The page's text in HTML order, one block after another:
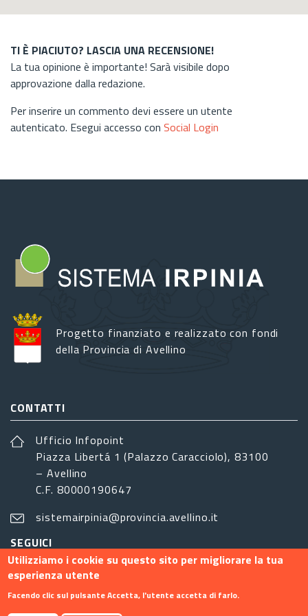
TI È PIACIUTO? LASCIA UNA RECENSIONE!
La tua opinione è importante! Sarà visibile dopo
approvazione dalla redazione.
Per inserire un commento devi essere un utente
autenticato. Esegui accesso con Social Login
Progetto finanziato e realizzato con fondi
della Provincia di Avellino
CONTATTI
Ufficio Infopoint
Piazza Libertá 1 (Palazzo Caracciolo), 83100
– Avellino
C.F. 80000190647
sistemairpinia@provincia.avellino.it
SEGUICI
Utilizziamo i cookie su questo sito per migliorare la tua
esperienza utente
Facendo clic sul pulsante Accetta, l'utente accetta di farlo.